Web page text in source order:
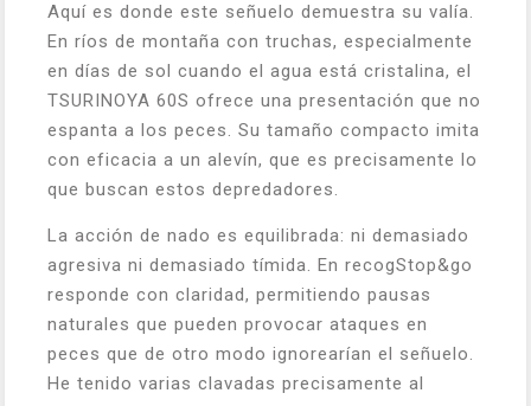
Aquí es donde este señuelo demuestra su valía.
En ríos de montaña con truchas, especialmente
en días de sol cuando el agua está cristalina, el
TSURINOYA 60S ofrece una presentación que no
espanta a los peces. Su tamaño compacto imita
con eficacia a un alevín, que es precisamente lo
que buscan estos depredadores.
La acción de nado es equilibrada: ni demasiado
agresiva ni demasiado tímida. En recogStop&go
responde con claridad, permitiendo pausas
naturales que pueden provocar ataques en
peces que de otro modo ignorearían el señuelo.
He tenido varias clavadas precisamente al